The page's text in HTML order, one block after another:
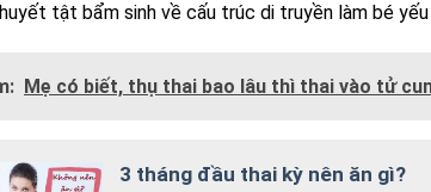
tật bẩm sinh về cấu trúc di truyền làm bé
Mẹ có biết, thụ thai bao lâu thì thai vào tử
3 tháng đầu thai kỳ nên ăn gì?